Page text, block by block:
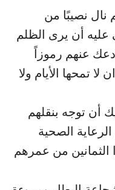
نصيبًا من
عليه أن يرى الظلم
عنهم رموزاً
تمحها الأيام ولا
أن توجه بنقلهم
الصحية
الثمانين من عمرهم